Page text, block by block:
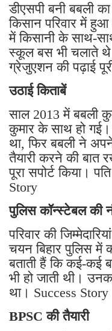
डीएसपी बनी बबली
किसान परिवार में
में किसानी के साथ-
स्कूल बस भी चलाते
ग्रेजुएशन की पढ़ाई
उठाई किताबें
साल 2013 में बबली
कुमार के साथ हो गई।
था, फिर बबली ने
तैयारी करने की बात
पूरा सपोर्ट किया।
Story
पुलिस कॉन्स्टेबल की
परिवार की
चयन बिहार पुलिस में
बताती हैं कि कई-कई
भी हो जाती थी।
था। Success Story
BPSC की तैयारी